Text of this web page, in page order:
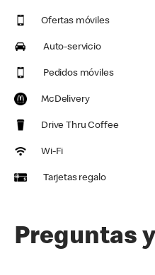
Ofertas móviles
Auto-servicio
Pedidos móviles
McDelivery
Drive Thru Coffee
Wi-Fi
Tarjetas regalo
Preguntas